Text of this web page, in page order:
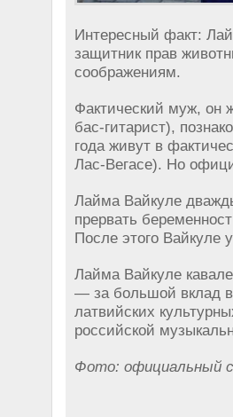
Интересный факт:
защитник прав
соображениям.
Фактический муж, он
бас-гитарист),
года живут в
Лас-Вегасе). Но
Лайма Вайкуле
прервать
После этого Вайкуле
Лайма Вайкуле
— за большой вклад в
латвийских
российской
Фото: официальный